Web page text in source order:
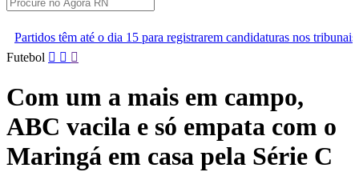
15 para registrarem candidaturas nos tribunais
Senai RN abre
Pular
conteúdo
Futebol
Com um a mais em campo,
ABC vacila e só empata com o
Maringá em casa pela Série C